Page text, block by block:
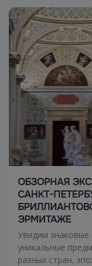
ОБЗОРНАЯ
САНКТ-
ЭРМИТАЖЕ
Увидим знаковые
уникальные
разных стран,